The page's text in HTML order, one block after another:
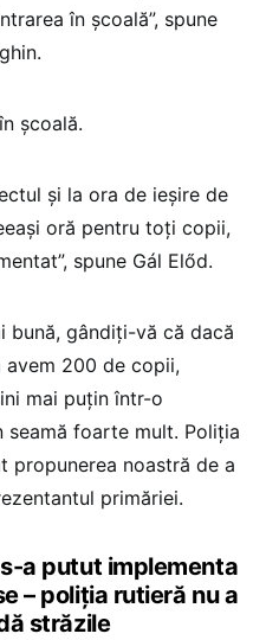
în școală”, spune
școală.
și la ora de ieșire de
oră pentru toți copii,
spune Gál Előd.
bună, gândiți-vă că dacă
avem 200 de copii,
mai puțin într-o
seamă foarte mult. Poliția
propunerea noastră de a
primăriei.
a putut implementa
– poliția rutieră nu a
străzile